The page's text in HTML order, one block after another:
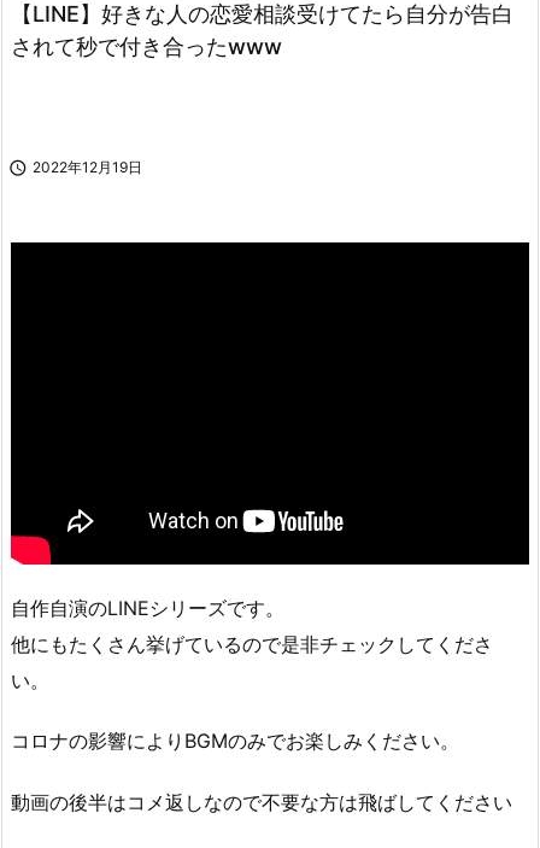
【LINE】好きな人の恋愛相談受けてたら自分が告白
されて秒で付き合ったwww
 2022年12月19日
自作自演のLINEシリーズです。
他にもたくさん挙げているので是非チェックしてくださ
い。
コロナの影響によりBGMのみでお楽しみください。
動画の後半はコメ返しなので不要な方は飛ばしてください